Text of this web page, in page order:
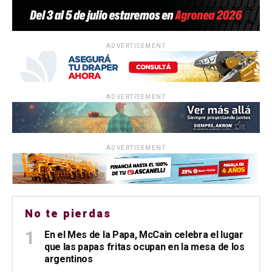
ADVERTISEMENT
ADVERTISEMENT
ADVERTISEMENT
No te pierdas
En el Mes de la Papa, McCain celebra el lugar
que las papas fritas ocupan en la mesa de los
argentinos